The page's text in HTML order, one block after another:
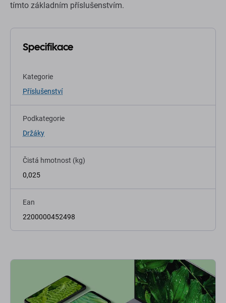
tímto základním příslušenstvím.
Specifikace
Kategorie
Příslušenství
Podkategorie
Držáky
Čistá hmotnost (kg)
0,025
Ean
2200000452498